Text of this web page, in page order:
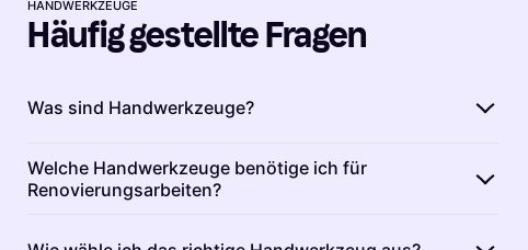
HANDWERKZEUGE
Häufig gestellte Fragen
Was sind Handwerkzeuge?
Handwerkzeuge sind Werkzeuge, die du ohne
elektrische Hilfe benutzt. Sie sind perfekt für präzise
Arbeiten und bieten dir eine direkte Kontrolle über deine
Projekte. Zu den häufigsten Handwerkzeugen gehören
Welche Handwerkzeuge benötige ich für
Renovierungsarbeiten?